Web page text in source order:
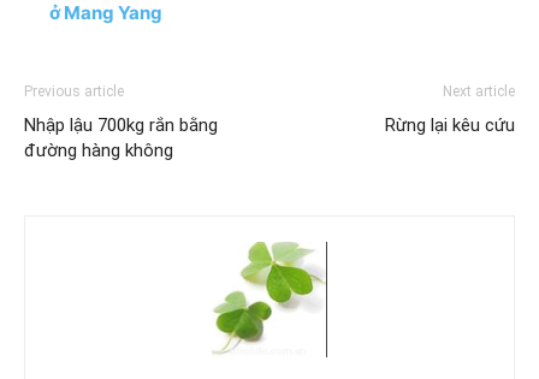
ở Mang Yang
Previous article
Nhập lậu 700kg rắn bằng
đường hàng không
Next article
Rừng lại kêu cứu